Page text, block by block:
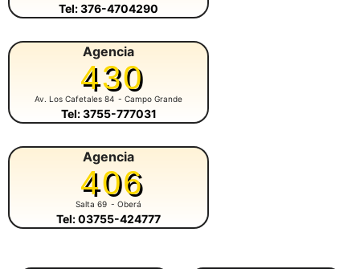
Tel: 376-4704290
Agencia
430
Av. Los Cafetales 84 - Campo Grande
Tel: 3755-777031
Agencia
406
Salta 69 - Oberá
Tel: 03755-424777